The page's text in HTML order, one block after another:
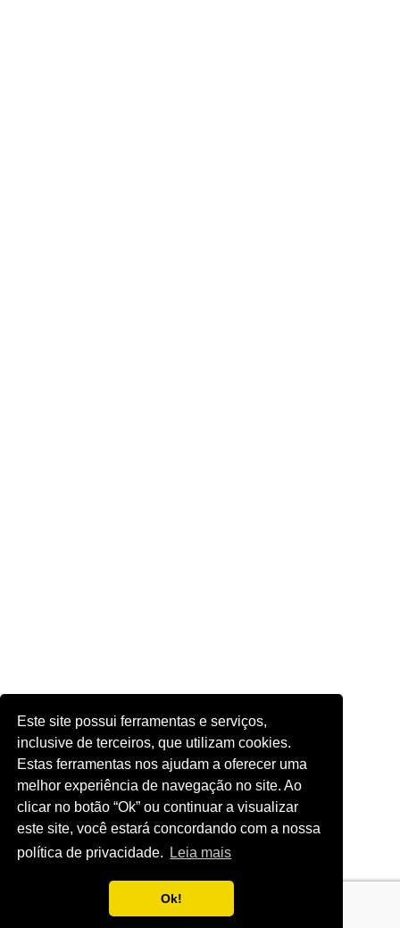
Este site possui ferramentas e serviços,
inclusive de terceiros, que utilizam cookies.
Estas ferramentas nos ajudam a oferecer uma
melhor experiência de navegação no site. Ao
clicar no botão “Ok” ou continuar a visualizar
este site, você estará concordando com a nossa
política de privacidade.
Leia mais
Ok!